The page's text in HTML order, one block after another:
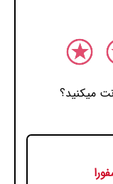
میکنید؟